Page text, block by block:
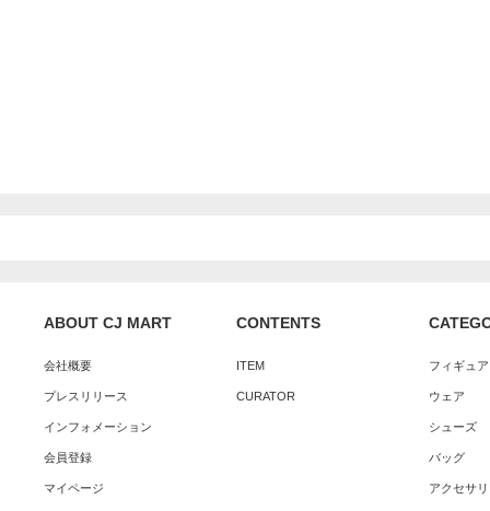
ABOUT CJ MART
会社概要
プレスリリース
インフォメーション
会員登録
マイページ
CONTENTS
ITEM
CURATOR
フィギュ
ウェア
シューズ
バッグ
アクセサ